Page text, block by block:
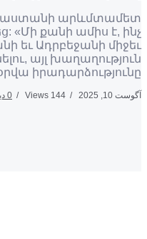
Հայաստանի
«Մի քանի ամիս
եւ Ադրբեջանի
լինելու, այլ
Այսօրվա
144 Views 0 دیدگاه